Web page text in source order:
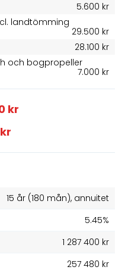
5.600 kr
landtömming
29.500 kr
28.100 kr
och bogpropeller
7.000 kr
kr
15 år(180 mån), annuitet
5.45%
1 287 400 kr
257 480 kr